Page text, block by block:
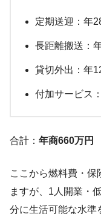
定期送迎：年
長距離搬送：
貸切外出：年
付加サービス
合計： 年商660万円
ここから燃料費・保
ますが、1人開業・
分に生活可能な水準